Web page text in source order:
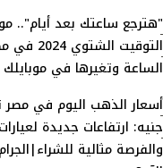
"هترجع ساعتك بعد أيام"..
التوقيت
الساعة وتغيرها في
والفرصة مثالية